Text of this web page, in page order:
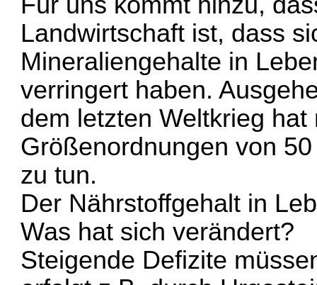
Landwirtschaft ist, dass
Mineraliengehalte in
verringert haben.
dem letzten Weltkrieg hat
Größenordnungen von
zu tun.
Der Nährstoffgehalt in
Was hat sich verändert?
Steigende Defizite